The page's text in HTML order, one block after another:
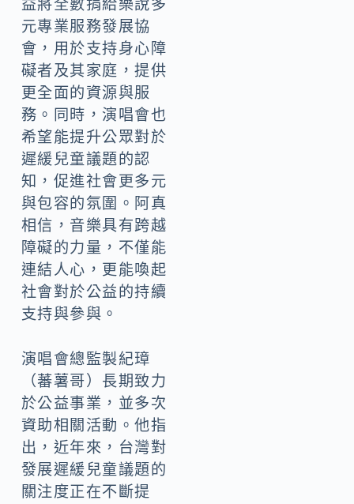
益將全數捐給樂說多
元專業服務發展協
會，用於支持身心障
礙者及其家庭，提供
更全面的資源與服
務。同時，演唱會也
希望能提升公眾對於
遲緩兒童議題的認
知，促進社會更多元
與包容的氛圍。阿真
相信，音樂具有跨越
障礙的力量，不僅能
連結人心，更能喚起
社會對於公益的持續
支持與參與。
演唱會總監製紀璋
（蕃薯哥）長期致力
於公益事業，並多次
資助相關活動。他指
出，近年來，台灣對
發展遲緩兒童議題的
關注度正在不斷提